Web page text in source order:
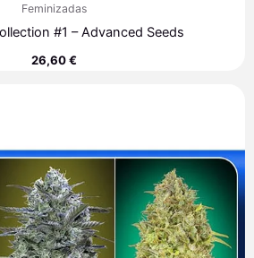
Feminizadas
#1 – Advanced Seeds
26,60€